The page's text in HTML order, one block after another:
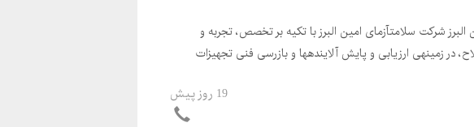
میشود.
شرکت سلامتآزمای امین البرز با تکیه بر تخصص، تجربه و
در زمینهی ارزیابی و پایش آلایندهها و بازرسی فنی تجهیزات
19 روز پیش